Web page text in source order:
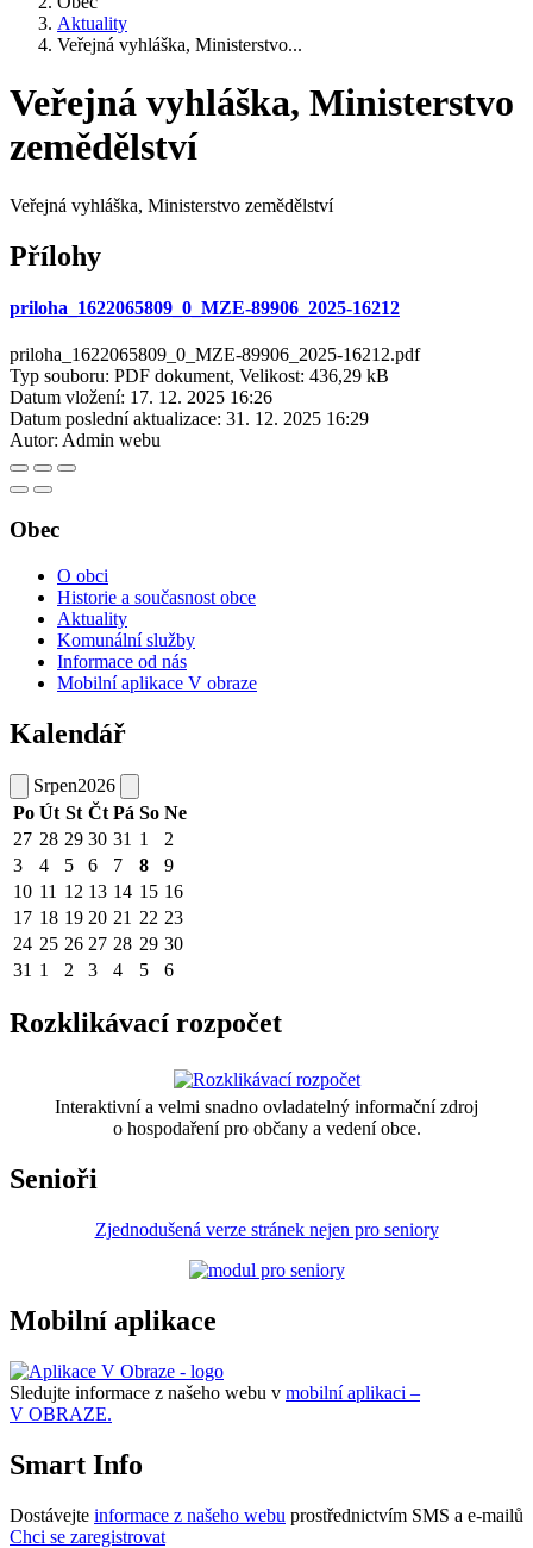
Aktuality
Veřejná vyhláška, Ministerstvo...
Veřejná vyhláška, Ministerstvo
zemědělství
Veřejná vyhláška, Ministerstvo zemědělství
Přílohy
priloha_1622065809_0_MZE-89906_2025-16212
priloha_1622065809_0_MZE-89906_2025-16212.pdf
Typ souboru: PDF dokument, Velikost: 436,29 kB
Datum vložení: 17. 12. 2025 16:26
Datum poslední aktualizace: 31. 12. 2025 16:29
Autor: Admin webu
Obec
O obci
Historie a současnost obce
Aktuality
Komunální služby
Informace od nás
Mobilní aplikace V obraze
Kalendář
Srpen2026
Po Út St Čt Pá So Ne
27 28 29 30 31 1
2
3
4 5 6 7 8
9
10 11 12 13 14 15 16
17 18 19 20 21 22 23
24 25 26 27 28 29 30
31 1 2 3 4 5 6
Rozklikávací rozpočet
Interaktivní a velmi snadno ovladatelný informační zdroj
o hospodaření pro občany a vedení obce.
Senioři
Zjednodušená verze stránek nejen pro seniory
Mobilní aplikace
Sledujte informace z našeho webu v mobilní aplikaci –
V OBRAZE.
Smart Info
Dostávejte informace z našeho webu prostřednictvím SMS a e-mailů
Chci se zaregistrovat